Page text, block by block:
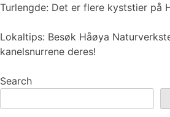
Turlengde: Det er flere kyststier på
Lokaltips: Besøk Håøya
kanelsnurrene deres!
Search